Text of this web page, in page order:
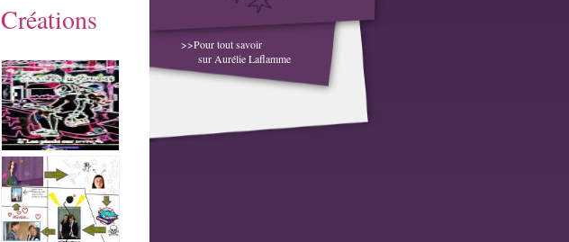
Créations
>>Pour tout savoir
sur Aurélie Laflamme